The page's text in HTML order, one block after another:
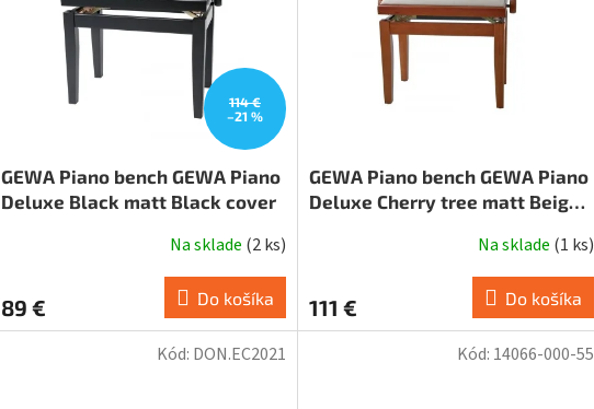
114 €
–21 %
GEWA Piano bench GEWA Piano
Deluxe Black matt Black cover
Na sklade (2 ks)
89 € Do košíka
GEWA Piano bench GEWA Piano
Deluxe Cherry tree matt Beige
Na sklade (1 ks)
111 € Do košíka
Kód: DON.EC2021 Kód: 14066-000-55